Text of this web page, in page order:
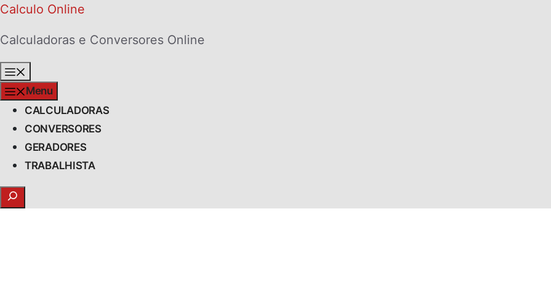
Skip
content
Calculo Online
Calculadoras e Conversores Online
Menu
CALCULADORAS
CONVERSORES
GERADORES
TRABALHISTA
Search